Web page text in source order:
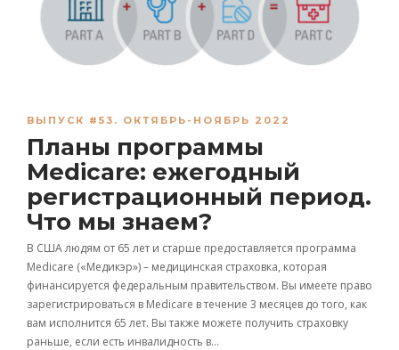
ВЫПУСК #53. ОКТЯБРЬ-НОЯБРЬ 2022
Планы программы
Medicare: ежегодный
регистрационный период.
Что мы знаем?
В США людям от 65 лет и старше предоставляется программа
Medicare («Медикэр») – медицинская страховка, которая
финансируется федеральным правительством. Вы имеете право
зарегистрироваться в Medicare в течение 3 месяцев до того, как
вам исполнится 65 лет. Вы также можете получить страховку
раньше, если есть инвалидность в…